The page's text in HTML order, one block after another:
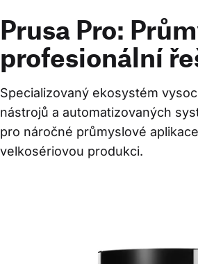
Prusa Pro:
profesionální
Specializovaný ekosystém
nástrojů a automatizovaných
pro náročné průmyslové
velkosériovou produkci.